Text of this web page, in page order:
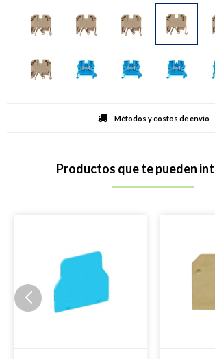
Métodos y costos de envío
Productos que te pueden